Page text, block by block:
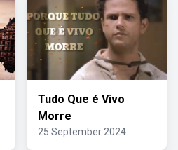
Tudo Que é Vivo
Morre
25 September 2024